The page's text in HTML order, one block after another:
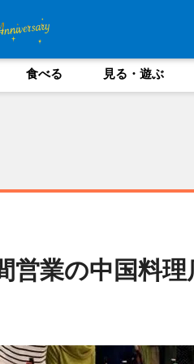
食べる 見る・遊ぶ
営業の中国料